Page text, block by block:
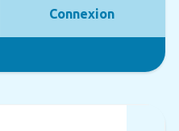
Connexion